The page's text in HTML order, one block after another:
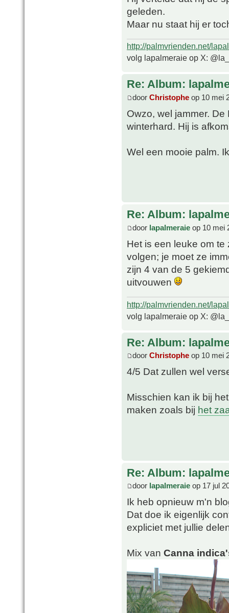
geleden.
Maar nu staat hij er
http://palmvrienden.net/
volg lapalmeraie op X:
Re: Album:
door Christophe op 10 mei
Owzo, wel jammer.
winterhard. Hij is
Wel een mooie palm.
Re: Album:
door lapalmeraie op 10 mei
Het is een leuke om
volgen; je moet ze
zijn 4 van de 5
uitvouwen
http://palmvrienden.net/
volg lapalmeraie op X:
Re: Album:
door Christophe op 10 mei
4/5 Dat zullen wel
Misschien kan ik bij
maken zoals bij het
Re: Album:
door lapalmeraie op 17 jul
Ik heb opnieuw m'n
Dat doe ik eigenlijk
expliciet met jullie
Mix van Canna